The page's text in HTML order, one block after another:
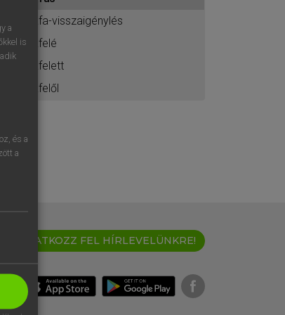
áfa-visszaigénylés
afelé
afelett
afelől
IRATKOZZ FEL HÍRLEVELÜNKRE!
a
is
és a
a